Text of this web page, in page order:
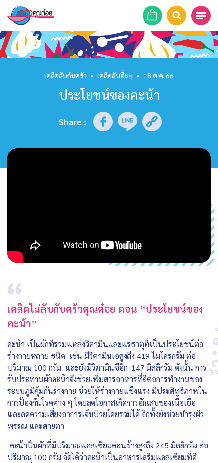
หน้าแรก
สูตรอาหาร
รายการย้อนหลัง
เคล็ดลับก้นครัว • เคล็ดลับอื่นๆ • 18 ต.ค. 66
ประโยชน์ของคะน้า
Share :
เคล็ดไม่ลับกับครัวคุณต๋อย ตอน “ประโยชน์ของ
คะน้า”
คะน้า เป็นผักที่รวมแหล่งวิตามินและแร่ธาตุที่เป็นประโยชน์ต่อ
ร่างกายหลาย ชนิด เช่น มีวิตามินเอสูงถึง 419 ไมโครกรัม ต่อ
ปริมาณ 100 กรัม และยังมีวิตามินซีอีก 147 มิลลิกรัม ดังนั้น การ
รับประทานผักคะน้าจึงช่วยเพิ่มสารอาหารที่ดีต่อการทำงานของ
ระบบภูมิคุ้มกันร่างกาย ช่วยให้ร่างกายแข็งแรง มีประสิทธิภาพใน
การป้องกันโรคต่าง ๆ โดยลดโอกาสเกิดการอักเสบของเนื้อเยื่อ
และลดความเสี่ยงอาการเจ็บป่วยโดยรวมได้ อีกทั้งยังช่วยบำรุงผิว
พรรณ และสายตา
-คะน้าป็นผักที่มีปริมาณแคลเซียมค่อนข้างสูงถึง 245 มิลลิกรัม ต่อ
ปริมาณ 100 กรัม จัดได้ว่าคะน้าเป็นอาหารเสริมแคลเซียมที่ดี